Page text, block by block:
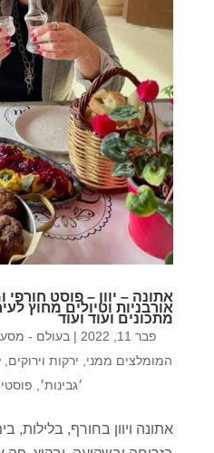
אתונה – יוון – פוסט
אורבניות וטיולים מחוץ
מתכונים ועוד ועוד
פבר 11, 2022 | בעולם -
המומלצים ממני
ירקות וירוקים ,
׳גבינות׳
אתונה ויוון בחורף, בלילות,